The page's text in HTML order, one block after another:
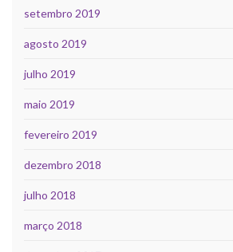
setembro 2019
agosto 2019
julho 2019
maio 2019
fevereiro 2019
dezembro 2018
julho 2018
março 2018